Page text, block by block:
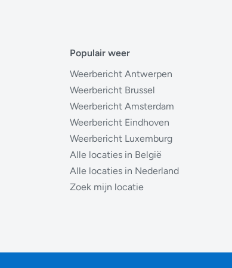
Populair weer
Weerbericht Antwerpen
Weerbericht Brussel
Weerbericht Amsterdam
Weerbericht Eindhoven
Weerbericht Luxemburg
Alle locaties in België
Alle locaties in Nederland
Zoek mijn locatie